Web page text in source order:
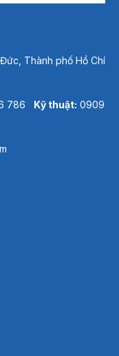
Thành phố Hồ Chí
786 Kỹ thuật: 0909